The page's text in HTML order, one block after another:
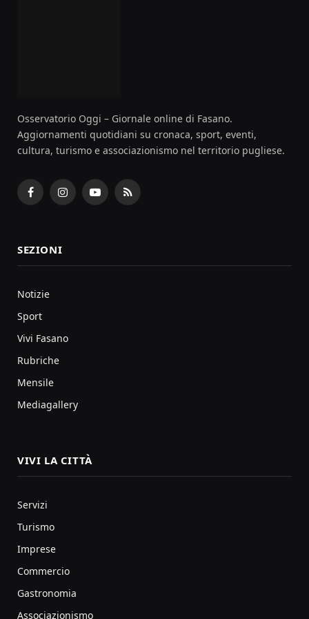
Osservatorio Oggi – Giornale online di Fasano.
Aggiornamenti quotidiani su cronaca, sport, eventi,
cultura, turismo e associazionismo nel territorio pugliese.
FacebookInstagramYouTubeRSS
SEZIONI
Notizie
Sport
Vivi Fasano
Rubriche
Mensile
Mediagallery
VIVI LA CITTÀ
Servizi
Turismo
Imprese
Commercio
Gastronomia
Associazionismo